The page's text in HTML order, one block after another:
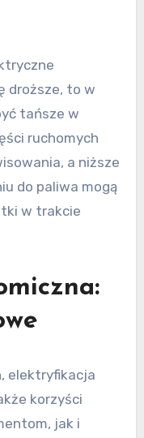
droższe, to w
tańsze w
ruchomych
a niższe
do paliwa mogą
w trakcie
elektryfikacja
korzyści
jak i